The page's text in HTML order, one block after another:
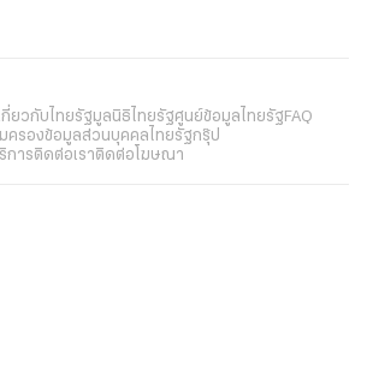
กี่ยวกับไทยรัฐมูลนิธิไทยรัฐศูนย์ข้อมูลไทยรัฐFAQ
ครองข้อมูลส่วนบุคคลไทยรัฐกรุ๊ป
การติดต่อเราติดต่อโฆษณา